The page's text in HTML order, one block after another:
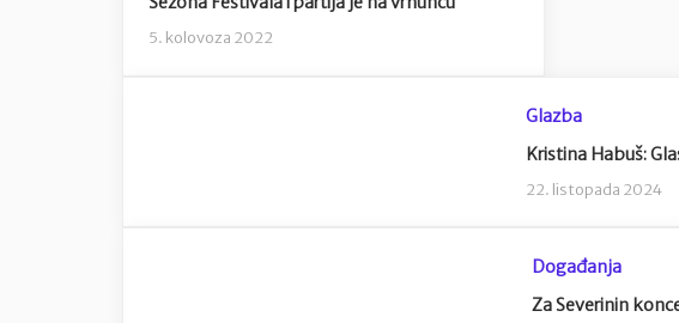
5. kolovoza 2022
Glazba
Kristina Habuš:
22. listopada 2024
Događanja
Za Severinin